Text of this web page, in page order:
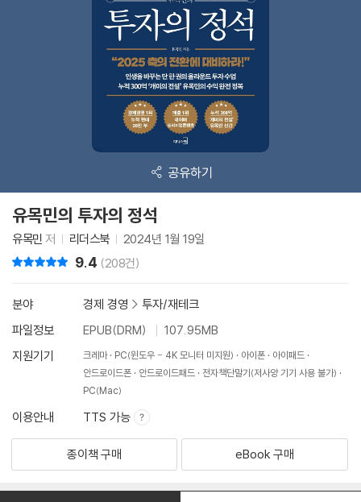
공유하기
유목민의 투자의 정석
유목민 저 리더스북 2024년 1월 19일
9.4 (208건)
분야 경제 경영 > 투자/재테크
파일정보
EPUB(DRM)
107.95MB
지원기기
크레마 PC(윈도우 - 4K 모니터 미지원) 아이폰
아이패드
안드로이드폰
안드로이드패드
전자책단말기(저사양 기기 사용 불가)
PC(Mac)
이용안내 TTS 가능
종이책 구매 eBook 구매